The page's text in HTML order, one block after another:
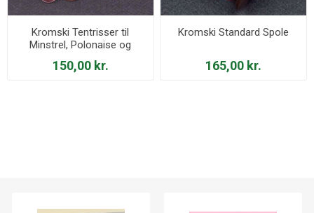
Kromski Tentrisser til
Minstrel, Polonaise og
Symfonie Spinderokke
150,00 kr.
Kromski Standard Spole
165,00 kr.